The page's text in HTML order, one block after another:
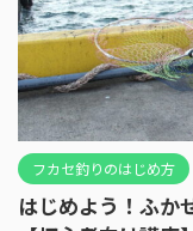
フカセ釣りのはじめ方
はじめよう！ふか